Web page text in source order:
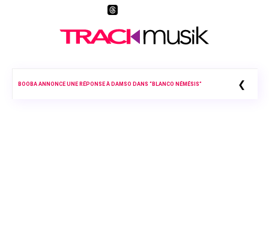
BOOBA ANNONCE UNE RÉPONSE À DAMSO DANS “BLANCO NÉMÉSIS” ❮